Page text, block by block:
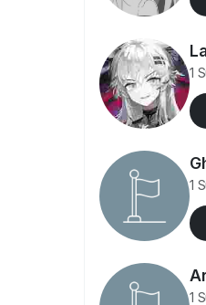
1
1
1